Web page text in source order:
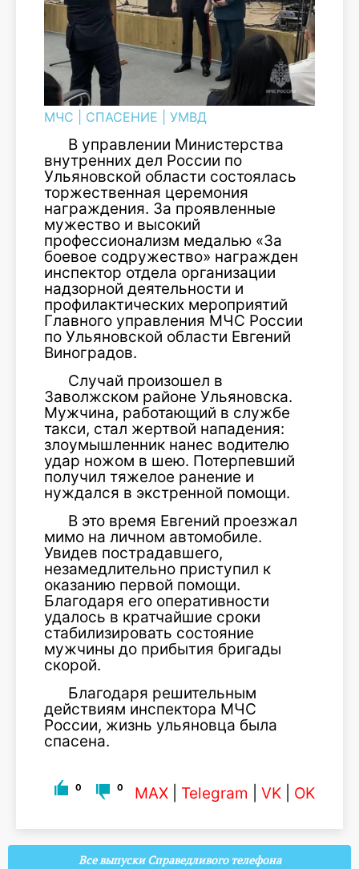
МЧС СПАСЕНИЕ УМВД
В управлении Министерства
внутренних дел России по
Ульяновской области состоялась
торжественная церемония
награждения. За проявленные
мужество и высокий
профессионализм медалью «За
боевое содружество» награжден
инспектор отдела организации
надзорной деятельности и
профилактических мероприятий
Главного управления МЧС России
по Ульяновской области Евгений
Виноградов.
Случай произошел в
Заволжском районе Ульяновска.
Мужчина, работающий в службе
такси, стал жертвой нападения:
злоумышленник нанес водителю
удар ножом в шею. Потерпевший
получил тяжелое ранение и
нуждался в экстренной помощи.
В это время Евгений проезжал
мимо на личном автомобиле.
Увидев пострадавшего,
незамедлительно приступил к
оказанию первой помощи.
Благодаря его оперативности
удалось в кратчайшие сроки
стабилизировать состояние
мужчины до прибытия бригады
скорой.
Благодаря решительным
действиям инспектора МЧС
России, жизнь ульяновца была
спасена.
0 0 MAX Telegram VK OK
Все выпуски Справедливого телефона